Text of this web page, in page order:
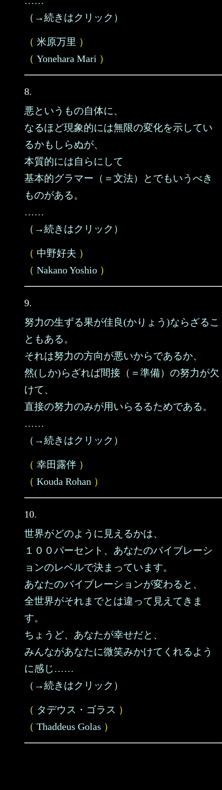
（→続きはクリック）
（ 米原万里 ）
（ Yonehara Mari ）
8.
悪というもの自体に、
なるほど現象的には無限の変化を示してい
るかもしらぬが、
本質的には自らにして
基本的グラマー（＝文法）とでもいうべき
ものがある。
……
（→続きはクリック）
（ 中野好夫 ）
（ Nakano Yoshio ）
9.
努力の生ずる果が佳良(かりょう)ならざるこ
ともある。
それは努力の方向が悪いからであるか、
然(しか)らざれば間接（＝準備）の努力が欠
けて、
直接の努力のみが用いらるるためである。
……
（→続きはクリック）
（ 幸田露伴 ）
（ Kouda Rohan ）
10.
世界がどのように見えるかは、
１００パーセント、あなたのバイブレーシ
ョンのレベルで決まっています。
あなたのバイブレーションが変わると、
全世界がそれまでとは違って見えてきま
す。
ちょうど、あなたが幸せだと、
みんながあなたに微笑みかけてくれるよう
に感じ……
（→続きはクリック）
（ タデウス・ゴラス ）
（ Thaddeus Golas ）